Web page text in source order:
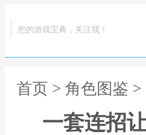
您的游戏宝典，关注我！
首页 > 角色图鉴 >
一套连招